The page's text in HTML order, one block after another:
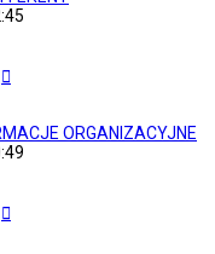
ORGANIZACYJNE